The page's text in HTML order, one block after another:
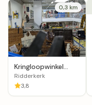
0,3 km
Kringloopwinkel
Opnieuw & Co
Ridderkerk
Ridderkerk
3,8